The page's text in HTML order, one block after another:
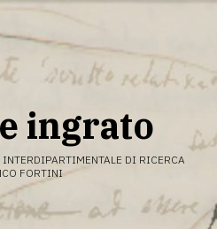
ingrato
DI RICERCA
FORTINI